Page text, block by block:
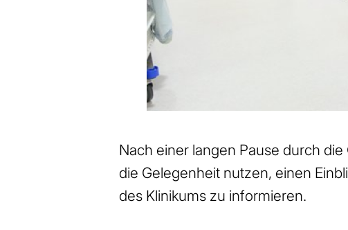
Nach einer langen Pause durch
die Gelegenheit nutzen, einen
des Klinikums zu informieren.